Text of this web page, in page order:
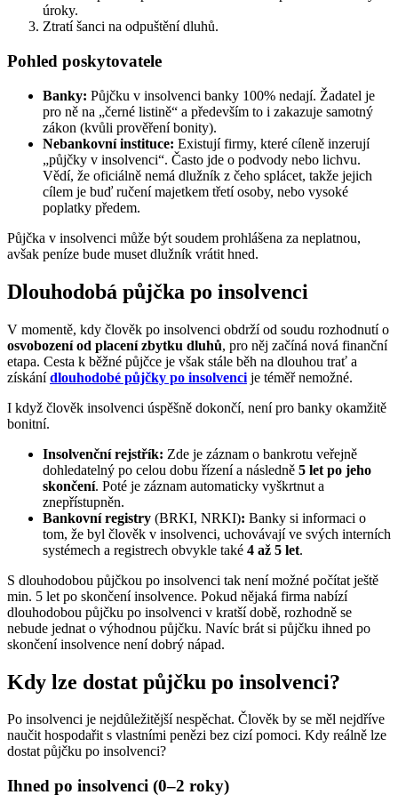
úroky.
Ztratí šanci na odpuštění dluhů.
Pohled poskytovatele
Banky: Půjčku v insolvenci banky 100% nedají. Žadatel je
pro ně na „černé listině“ a především to i zakazuje samotný
zákon (kvůli prověření bonity).
Nebankovní instituce: Existují firmy, které cíleně inzerují
„půjčky v insolvenci“. Často jde o podvody nebo lichvu.
Vědí, že oficiálně nemá dlužník z čeho splácet, takže jejich
cílem je buď ručení majetkem třetí osoby, nebo vysoké
poplatky předem.
Půjčka v insolvenci může být soudem prohlášena za neplatnou,
avšak peníze bude muset dlužník vrátit hned.
Dlouhodobá půjčka po insolvenci
V momentě, kdy člověk po insolvenci obdrží od soudu rozhodnutí o
osvobození od placení zbytku dluhů, pro něj začíná nová finanční
etapa. Cesta k běžné půjčce je však stále běh na dlouhou trať a
získánídlouhodobé půjčky po insolvenci je téměř nemožné.
I když člověk insolvenci úspěšně dokončí, není pro banky okamžitě
bonitní.
Insolvenční rejstřík: Zde je záznam o bankrotu veřejně
dohledatelný po celou dobu řízení a následně 5 let po jeho
skončení. Poté je záznam automaticky vyškrtnut a
znepřístupněn.
Bankovní registry (BRKI, NRKI): Banky si informaci o
tom, že byl člověk v insolvenci, uchovávají ve svých interních
systémech a registrech obvykle také 4 až 5 let.
S dlouhodobou půjčkou po insolvenci tak není možné počítat ještě
min. 5 let po skončení insolvence. Pokud nějaká firma nabízí
dlouhodobou půjčku po insolvenci v kratší době, rozhodně se
nebude jednat o výhodnou půjčku. Navíc brát si půjčku ihned po
skončení insolvence není dobrý nápad.
Kdy lze dostat půjčku po insolvenci?
Po insolvenci je nejdůležitější nespěchat. Člověk by se měl nejdříve
naučit hospodařit s vlastními penězi bez cizí pomoci. Kdy reálně lze
dostat půjčku po insolvenci?
Ihned po insolvenci (0–2 roky)